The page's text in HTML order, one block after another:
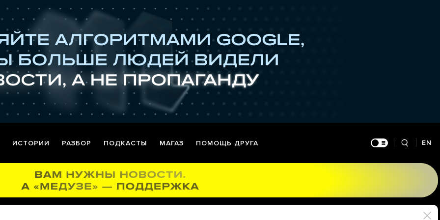
ИСТОРИИ РАЗБОР ПОДКАСТЫ МАГАЗ ПОМОЩЬ ДРУГА EN